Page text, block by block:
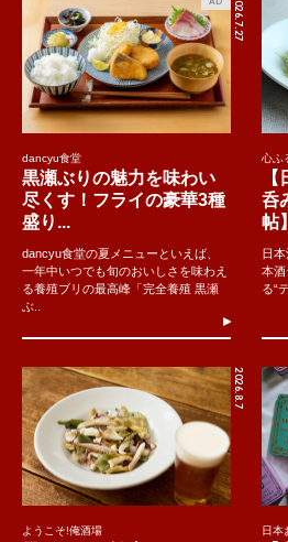
2026.7.27
dancyu食堂
黒瀬ぶりの魅力を味わい
尽くす！フライの豪華3種
盛り...
dancyu食堂の夏メニューといえば、
一年中いつでも旬のおいしさを味わえ
る養殖ブリの最高峰「完全養殖 黒瀬
ぶ..
心ふ
呑
帖
日
本酒
る“
2026.8.7
ようこそ!俺酒場 日本